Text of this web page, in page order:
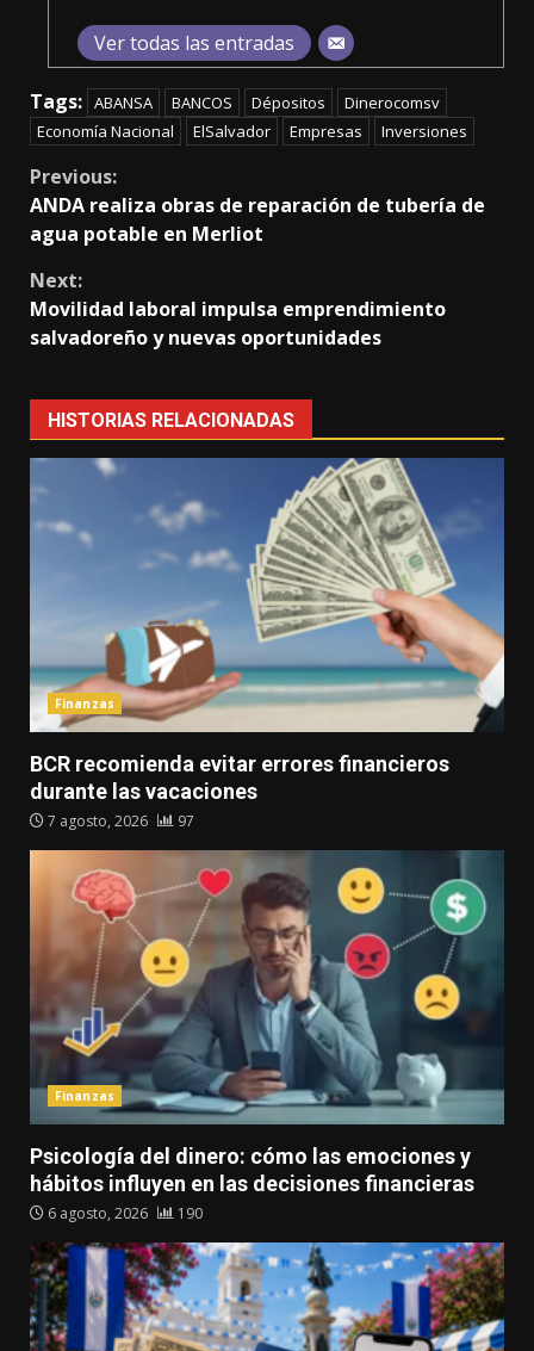
Ver todas las entradas
Tags: ABANSA BANCOS Dépositos
Dinerocomsv
Economía Nacional
ElSalvador Empresas Inversiones
Continue
Reading
Previous:
ANDA realiza obras de reparación de tubería de
agua potable en Merliot
Next:
Movilidad laboral impulsa emprendimiento
salvadoreño y nuevas oportunidades
HISTORIAS RELACIONADAS
Finanzas
BCR recomienda evitar errores financieros
durante las vacaciones
7 agosto, 2026 97
Finanzas
Psicología del dinero: cómo las emociones y
hábitos influyen en las decisiones financieras
6 agosto, 2026 190